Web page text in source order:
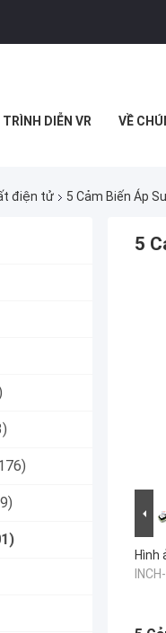
TRÌNH DIỄN VR VỀ
điện tử 5 Cảm Biến Áp
5
Hình